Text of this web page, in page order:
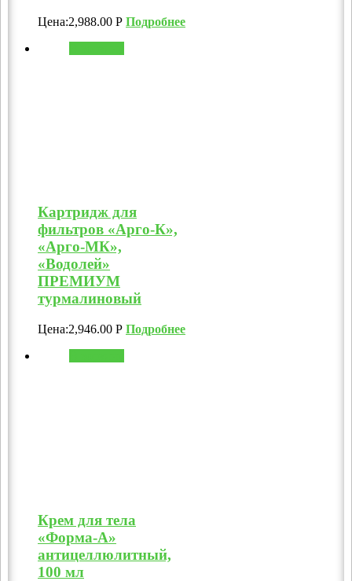
Цена:2,988.00 Р Подробнее
Картридж для
фильтров «Арго-К»,
«Арго-МК»,
«Водолей»
ПРЕМИУМ
турмалиновый
Цена:2,946.00 Р Подробнее
Крем для тела
«Форма-А»
антицеллюлитный,
100 мл